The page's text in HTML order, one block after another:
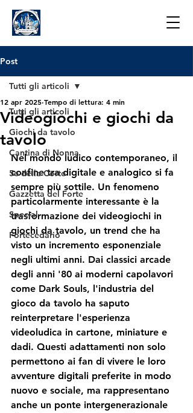
Post
Tutti gli articoli
Giochi da tavolo
Cantina di Nonna
5e della Corte
Gazzetta del Forte
Special
Fortecedario
Tutti gli articoli
Videogiochi e giochi da
tavolo
12 apr 2025 Tempo di lettura: 4 min
Nel mondo ludico contemporaneo, il
confine tra digitale e analogico si fa
sempre più sottile. Un fenomeno
particolarmente interessante è la
trasformazione dei videogiochi in
giochi da tavolo, un trend che ha
visto un incremento esponenziale
negli ultimi anni. Dai classici arcade
degli anni '80 ai moderni capolavori
come Dark Souls, l'industria del
gioco da tavolo ha saputo
reinterpretare l'esperienza
videoludica in cartone, miniature e
dadi. Questi adattamenti non solo
permettono ai fan di vivere le loro
avventure digitali preferite in modo
nuovo e sociale, ma rappresentano
anche un ponte intergenerazionale